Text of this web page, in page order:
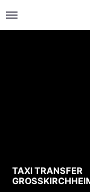
TAXI TRANSFER
GROSSKIRCHHEIM